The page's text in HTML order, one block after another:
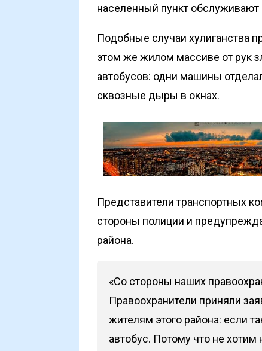
населенный пункт обслуживают
Подобные случаи хулиганства
этом же жилом массиве от рук
автобусов: одни машины
сквозные дыры в окнах.
Представители транспортных
стороны полиции и
района.
«Со стороны наших
Правоохранители приняли
жителям этого района: если
автобус. Потому что не хотим